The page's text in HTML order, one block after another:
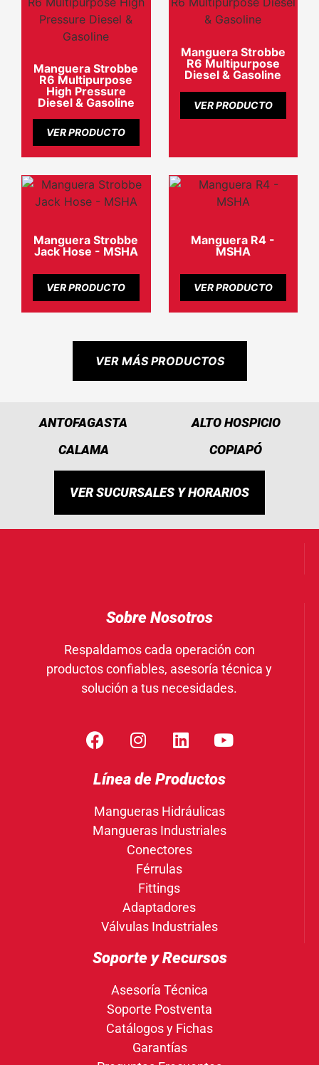
Manguera Strobbe
R6 Multipurpose
High Pressure
Diesel & Gasoline
VER PRODUCTO
Manguera Strobbe
R6 Multipurpose
Diesel & Gasoline
VER PRODUCTO
Manguera Strobbe
Jack Hose - MSHA
VER PRODUCTO
Manguera R4 -
MSHA
VER PRODUCTO
VER MÁS PRODUCTOS
ANTOFAGASTA
ALTO HOSPICIO
CALAMA
COPIAPÓ
VER SUCURSALES Y HORARIOS
Sobre Nosotros
Respaldamos cada operación con
productos confiables, asesoría técnica y
solución a tus necesidades.
Línea de Productos
Mangueras Hidráulicas
Mangueras Industriales
Conectores
Férrulas
Fittings
Adaptadores
Válvulas Industriales
Soporte y Recursos
Asesoría Técnica
Soporte Postventa
Catálogos y Fichas
Garantías